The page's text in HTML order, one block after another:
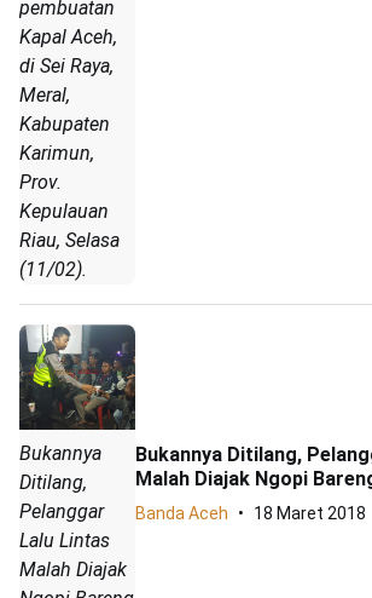
pembuatan
Kapal Aceh,
di Sei Raya,
Meral,
Kabupaten
Karimun,
Prov.
Kepulauan
Riau, Selasa
(11/02).
Bukannya
Ditilang,
Pelanggar
Lalu Lintas
Malah Diajak
Bukannya Ditilang,
Malah Diajak Ngopi
Banda Aceh 18 Maret 2018